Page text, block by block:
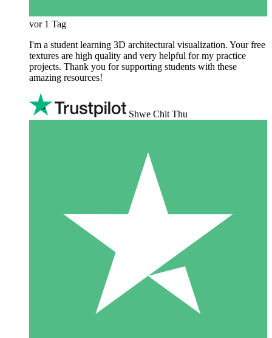
vor 1 Tag
I'm a student learning 3D architectural visualization. Your free
textures are high quality and very helpful for my practice
projects. Thank you for supporting students with these
amazing resources!
Shwe Chit Thu